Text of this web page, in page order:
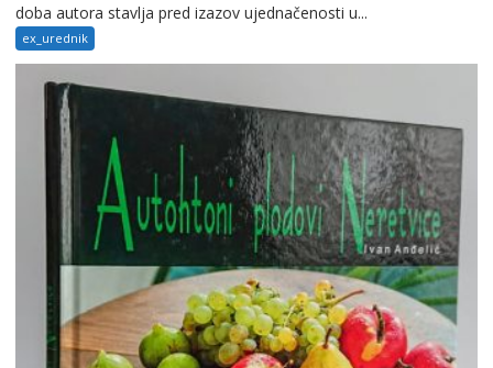
doba autora stavlja pred izazov ujednačenosti u...
ex_urednik